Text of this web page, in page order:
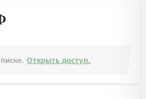
Открыть доступ.